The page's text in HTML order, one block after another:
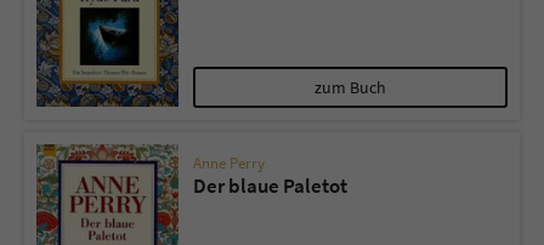
zum Buch
Anne Perry
Der blaue Paletot